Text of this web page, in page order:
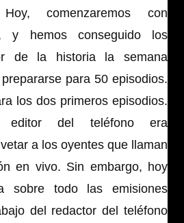
comenzaremos con
y hemos conseguido los
de la historia la semana
para 50 episodios.
los dos primeros episodios.
editor del teléfono era
a los oyentes que llaman
en vivo. Sin embargo, hoy
sobre todo las emisiones
del redactor del teléfono